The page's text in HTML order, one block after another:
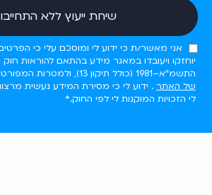
אני מאשר/ת כי ידוע לי ומוסכם עלי כי
יוחזקו ויעובדו במאגר מידע בהתאם להוראות
התשמ"א–1981 (כולל תיקון 13), ולמטרות המפורטות
של האתר . ידוע לי כי מסירת המידע נעשית
לי הזכויות המוקנות לי לפי החוק.*